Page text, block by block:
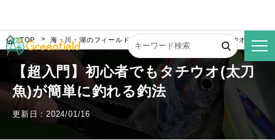
TOP 海・川・湖のフィールド 【超入門】初心者でもタチウオ(太刀魚
【超入門】初心者でもタチウオ(太刀
魚)が簡単に釣れる釣法
更新日：2024/01/16